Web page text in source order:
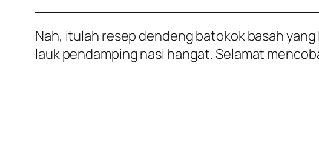
Nah, itulah resep dendeng batokok basah
lauk pendamping nasi hangat. Selamat